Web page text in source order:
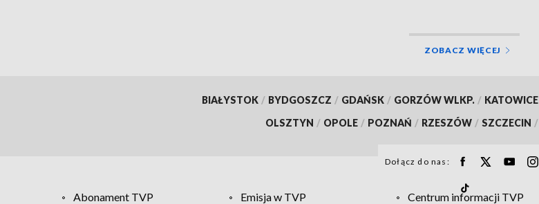
ZOBACZ WIĘCEJ
BIAŁYSTOK / BYDGOSZCZ / GDAŃSK / GORZÓW WLKP. / KATOWICE
OLSZTYN / OPOLE / POZNAŃ / RZESZÓW / SZCZECIN /
Dołącz do nas:
Abonament TVP Emisja w TVP Centrum informacji TVP